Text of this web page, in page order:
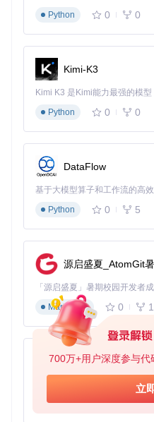
700万+用户深度参与代
立
首次扫描体验
点击左侧"添加目录"按钮
击"开始扫描"。默认配置
空文件夹和大文件。
进阶操作：释放更多空间
自定义扫描规则
在"设置"中调整文件大小
加排除目录（如Time
免误删重要文件。
切换到"相似图片"标签，
5%），启用"忽略尺寸差
不同分辨率版本也能被识
批量处理技巧
扫描完成后，使用"自动
改日期和文件大小智能
的工作量。
💡 进阶技巧：让
根据你的Mac硬件配置调整
：线程数设
Python
0 0
Kimi-K3
Python
0 0
DataFlow
基于大模型算子和工作流的高
Python
0 5
源启盛夏_AtomGit
Markdown
0 1
py-xiaozhi
Python
0 1